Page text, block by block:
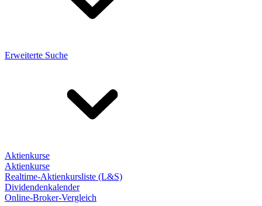
Erweiterte Suche
Aktienkurse
Aktienkurse
Realtime-Aktienkursliste (L&S)
Dividendenkalender
Online-Broker-Vergleich